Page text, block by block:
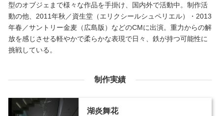
型のオブジェまで様々な作品を手掛け、国内外で活動中。制作活
動の他、2011年秋／資生堂（エリクシールシュペリエル）・2013
年春／サントリー金麦（広島版）などのCMに出演。重力からの解
放を感じさせる軽やかで柔らかな表現で日々、鉄が持つ可能性に
挑戦している。
制作実績
湖炎舞花